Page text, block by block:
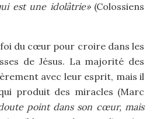
est une idolâtrie»(Colossiens
du cœur pour croire dans les
de Jésus. La majorité des
avec leur esprit, mais il
produit des miracles (Marc
point dans son cœur, mais